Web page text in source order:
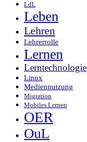
LdL
Leben
Lehren
Lehrerrolle
Lernen
Lerntechnologie
Linux
Mediennutzung
Migration
Mobiles Lernen
OER
OuL